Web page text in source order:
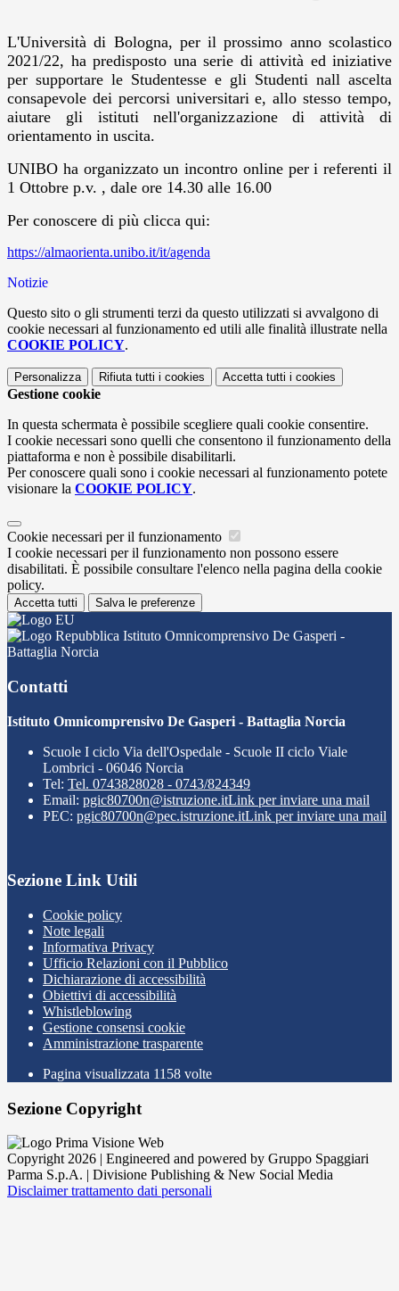
L'Università di Bologna, per il prossimo anno scolastico
2021/22, ha predisposto una serie di attività ed iniziative
per supportare le Studentesse e gli Studenti nall ascelta
consapevole dei percorsi universitari e, allo stesso tempo,
aiutare gli istituti nell'organizzazione di attività di
orientamento in uscita.
UNIBO ha organizzato un incontro online per i referenti il
1 Ottobre p.v. , dale ore 14.30 alle 16.00
Per conoscere di più clicca qui:
https://almaorienta.unibo.it/it/agenda
Notizie
Questo sito o gli strumenti terzi da questo utilizzati si avvalgono di
cookie necessari al funzionamento ed utili alle finalità illustrate nella
COOKIE POLICY.
Personalizza Rifiuta tutti i cookies Accetta tutti i cookies
Gestione cookie
In questa schermata è possibile scegliere quali cookie consentire.
I cookie necessari sono quelli che consentono il funzionamento della
piattaforma e non è possibile disabilitarli.
Per conoscere quali sono i cookie necessari al funzionamento potete
visionare la COOKIE POLICY.
Cookie necessari per il funzionamento
I cookie necessari per il funzionamento non possono essere
disabilitati. È possibile consultare l'elenco nella pagina della cookie
policy.
Accetta tutti Salva le preferenze
Istituto Omnicomprensivo De Gasperi -
Battaglia Norcia
Contatti
Istituto Omnicomprensivo De Gasperi - Battaglia Norcia
Scuole I ciclo Via dell'Ospedale - Scuole II ciclo Viale
Lombrici - 06046 Norcia
Tel: Tel. 0743828028 - 0743/824349
Email: pgic80700n@istruzione.itLink per inviare una mail
PEC: pgic80700n@pec.istruzione.itLink per inviare una mail
Sezione Link Utili
Cookie policy
Note legali
Informativa Privacy
Ufficio Relazioni con il Pubblico
Dichiarazione di accessibilità
Obiettivi di accessibilità
Whistleblowing
Gestione consensi cookie
Amministrazione trasparente
Pagina visualizzata 1158 volte
Sezione Copyright
Copyright 2026 | Engineered and powered by Gruppo Spaggiari
Parma S.p.A. | Divisione Publishing & New Social Media
Disclaimer trattamento dati personali